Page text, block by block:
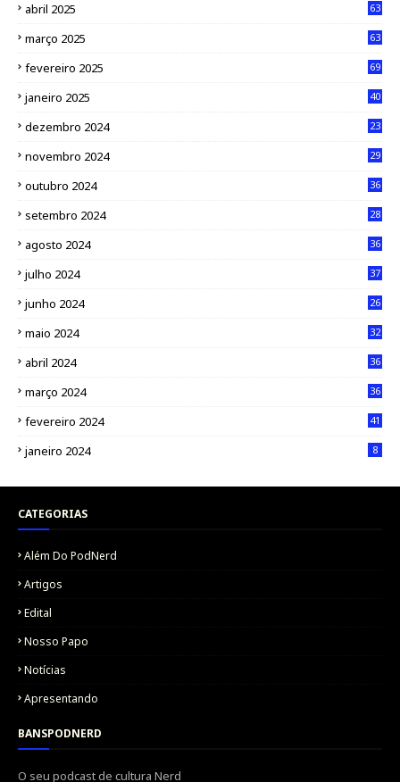
abril 2025 63
março 2025 63
fevereiro 2025 69
janeiro 2025 40
dezembro 2024 23
novembro 2024 29
outubro 2024 36
setembro 2024 28
agosto 2024 36
julho 2024 37
junho 2024 26
maio 2024 32
abril 2024 36
março 2024 36
fevereiro 2024 41
janeiro 2024 8
CATEGORIAS
Além Do PodNerd
Artigos
Edital
Nosso Papo
Notícias
Apresentando
BANSPODNERD
O seu podcast de cultura Nerd